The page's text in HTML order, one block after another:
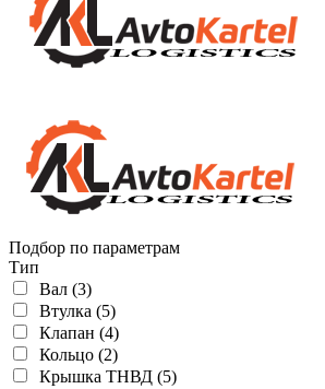
Подбор по параметрам
Тип
Вал (3)
Втулка (5)
Клапан (4)
Кольцо (2)
Крышка ТНВД (5)